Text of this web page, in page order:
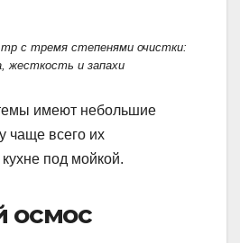
с тремя степенями очистки:
жесткость и запахи
имеют небольшие
чаще всего их
под мойкой.
осмос